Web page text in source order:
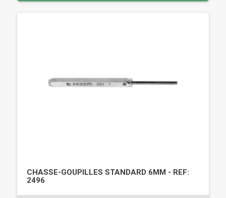
CHASSE-GOUPILLES STANDARD 6MM - REF:
2496